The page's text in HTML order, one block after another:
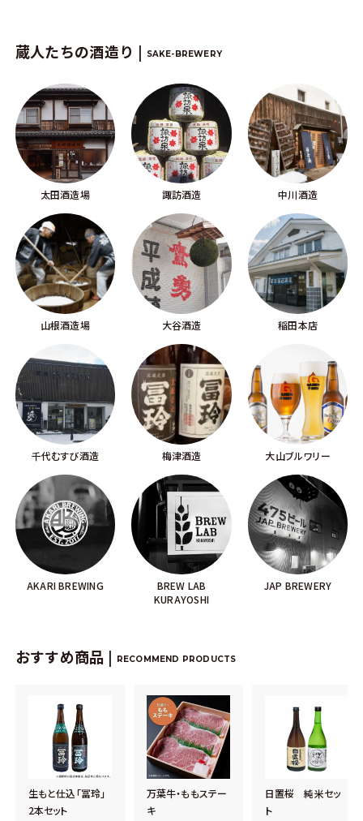
蔵人たちの酒造り | SAKE-BREWERY
太田酒造場 諏訪酒造 中川酒造
山根酒造場 大谷酒造 稲田本店
千代むすび酒造 梅津酒造 大山ブルワリー
AKARI BREWING
BREW LAB
KURAYOSHI
JAP BREWERY
おすすめ商品 | RECOMMEND PRODUCTS
生もと仕込「冨玲」
2本セット
万葉牛・ももステー
キ
日置桜 純米セッ
ト